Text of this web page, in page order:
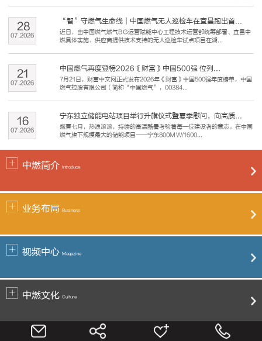
“智”守燃气生命线｜中国燃气无人巡检车在宜昌跑出首...
近日，由中国燃气燃气BG运营赋能中心工程技术运营部统筹部署、宜昌中
燃具体实施、供应商提供技术支持的无人巡检车试点项目在湖...
07.2026
28
中国燃气再度登榜2026《财富》中国500强 位列...
7月21日，财富中文网正式发布2026年《财富》中国500强年度榜单，中国
燃气控股有限公司（简称“中国燃气”，00384...
07.2026
21
宁东独立储能电站项目举行升旗仪式暨夏季慰问，向高质...
盛夏七月，热浪滚滚，持续的高温酷暑考验着每一位建设者的意志。在中国
燃气旗下规模最大的储能项目——宁东800MW/1600...
07.2026
16
中燃简介 Introduce
业务布局 Business
视频中心 Magazine
中燃文化 Culture